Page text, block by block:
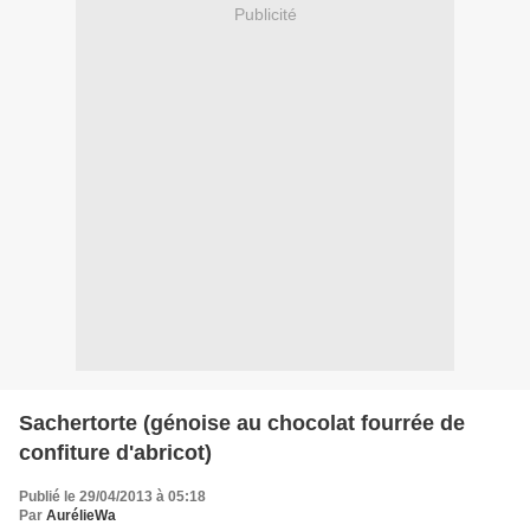
Publicité
Sachertorte (génoise au chocolat fourrée de
confiture d'abricot)
Publié le 29/04/2013 à 05:18
Par AurélieWa